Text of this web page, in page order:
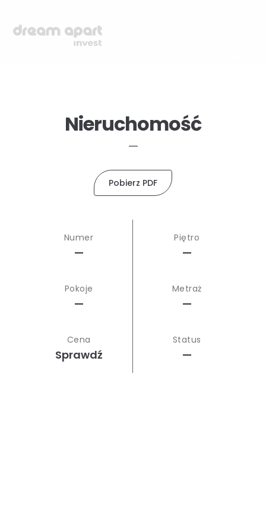
Nieruchomość
—
Pobierz PDF
Numer
—
Piętro
—
Pokoje
—
Metraż
—
Cena
Sprawdź
Status
—